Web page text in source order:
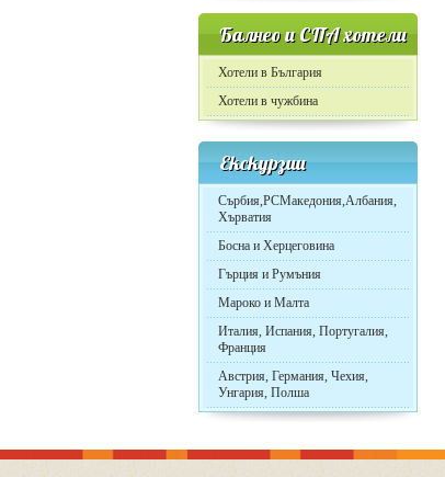
Балнео и СПА хотели
Хотели в България
Хотели в чужбина
Екскурзии
Сърбия,РСМакедония,Албания,
Хърватия
Босна и Херцеговина
Гърция и Румъния
Мароко и Малта
Италия, Испания, Португалия,
Франция
Австрия, Германия, Чехия,
Унгария, Полша